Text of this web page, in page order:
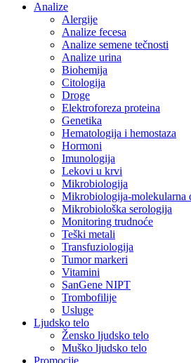
Analize
Alergije
Analize fecesa
Analize semene tečnosti
Analize urina
Biohemija
Citologija
Droge
Elektroforeza proteina
Genetika
Hematologija i hemostaza
Hormoni
Imunologija
Lekovi u krvi
Mikrobiologija
Mikrobiologija-molekularna
Mikrobiološka serologija
Monitoring trudnoće
Teški metali
Transfuziologija
Tumor markeri
Vitamini
SanGene NIPT
Trombofilije
Usluge
Ljudsko telo
Žensko ljudsko telo
Muško ljudsko telo
Promocije